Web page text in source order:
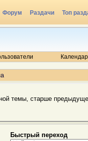
Форум Раздачи Топ
темы, старше
Быстрый переход